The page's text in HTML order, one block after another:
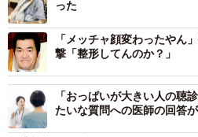
った
「メッチャ顔変わったやん
撃「整形してんのか？」
「おっぱいが大きい人の聴
たいな質問への医師の回答